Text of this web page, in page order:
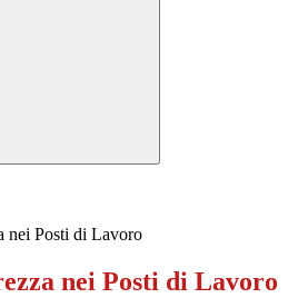
nei Posti di Lavoro
nei Posti di Lavoro